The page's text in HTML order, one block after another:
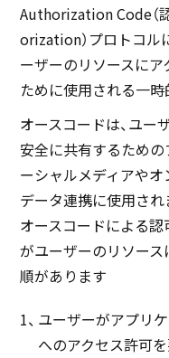
Authorization Code（
orization）プロトコル
ーザーのリソースに
ために使用される一時
オースコードは、ユー
安全に共有するための
ーシャルメディアや
データ連携に使用され
オースコードによる認
がユーザーのリソース
順があります
ユーザーがアプリ
へのアクセス許可を